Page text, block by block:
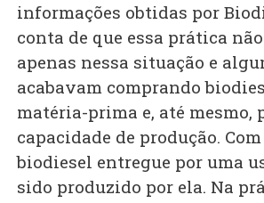
informações obtidas por
conta de que essa prática
apenas nessa situação e
acabavam comprando
matéria-prima e, até mesmo,
capacidade de produção.
biodiesel entregue por uma
sido produzido por ela. Na